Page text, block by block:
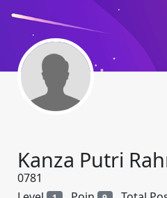
Kanza Putri
0781